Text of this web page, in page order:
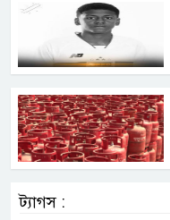
ট্যাগস :